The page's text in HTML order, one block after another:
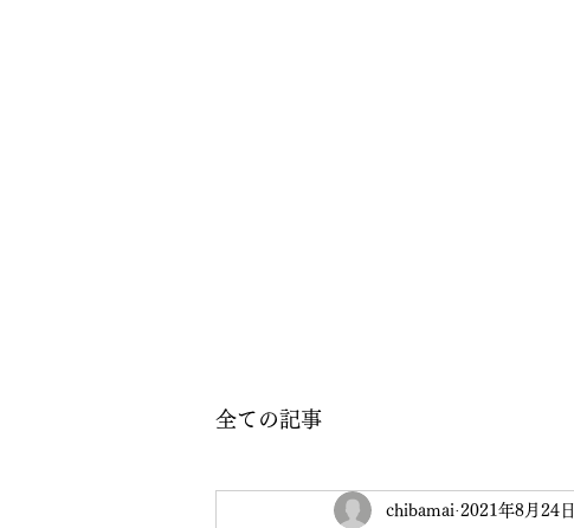
全ての記事
chibamai 2021年8月24日